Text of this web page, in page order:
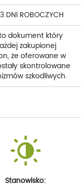
DNI ROBOCZYCH
dokument który
zakupionej
że oferowane w
skontrolowane
szkodliwych.
Stanowisko: